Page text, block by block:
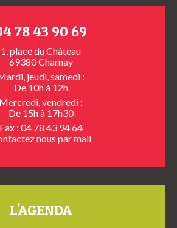
78 43 90 69
1, place du Château
69380 Charnay
jeudi, samedi :
De 10h à 12h
Mercredi, vendredi :
De 15h à 17h30
Fax : 04 78 43 94 64
nous par mail
L'AGENDA